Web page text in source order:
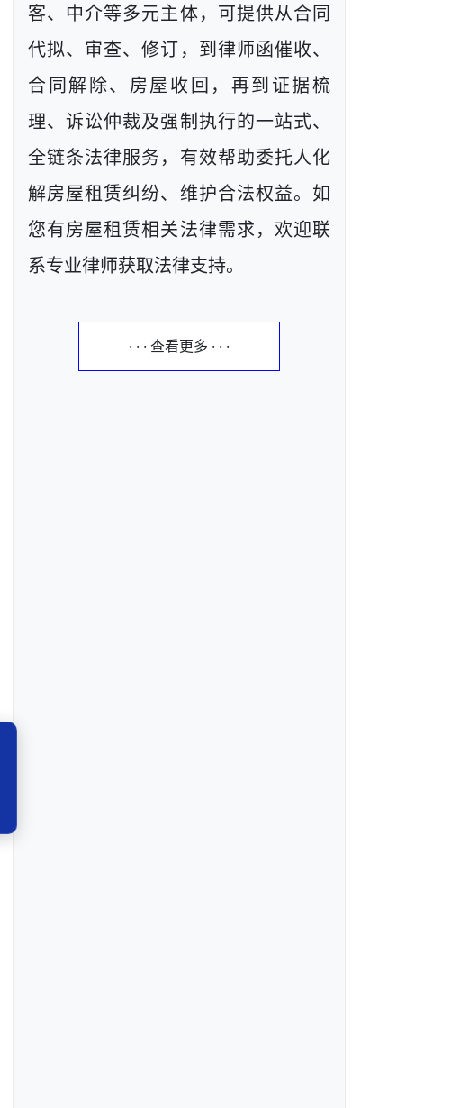
客、中介等多元主体，可提供从合同
代拟、审查、修订，到律师函催收、
合同解除、房屋收回，再到证据梳
理、诉讼仲裁及强制执行的一站式、
全链条法律服务，有效帮助委托人化
解房屋租赁纠纷、维护合法权益。如
您有房屋租赁相关法律需求，欢迎联
系专业律师获取法律支持。
· · · 查看更多 · · ·